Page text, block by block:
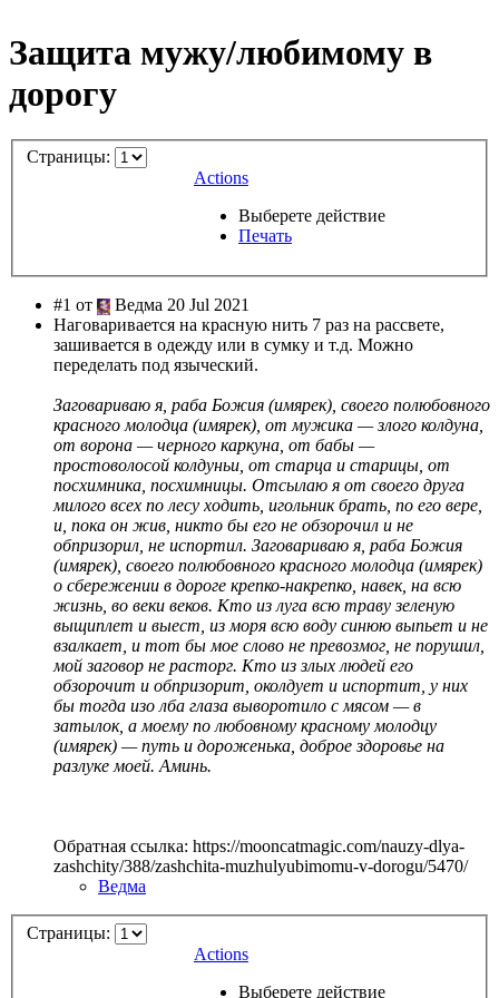
Защита мужу/любимому в
дорогу
Страницы:
Actions
Выберете действие
Печать
#1 от
Ведма 20 Jul 2021
Наговаривается на красную нить 7 раз на рассвете,
зашивается в одежду или в сумку и т.д. Можно
переделать под языческий.
Заговариваю я, раба Божия (имярек), своего полюбовного
красного молодца (имярек), от мужика — злого колдуна,
от ворона — черного каркуна, от бабы —
простоволосой колдуньи, от старца и старицы, от
посхимника, посхимницы. Отсылаю я от своего друга
милого всех по лесу ходить, игольник брать, по его вере,
и, пока он жив, никто бы его не обзорочил и не
обпризорил, не испортил. Заговариваю я, раба Божия
(имярек), своего полюбовного красного молодца (имярек)
о сбережении в дороге крепко-накрепко, навек, на всю
жизнь, во веки веков. Кто из луга всю траву зеленую
выщиплет и выест, из моря всю воду синюю выпьет и не
взалкает, и тот бы мое слово не превозмог, не порушил,
мой заговор не расторг. Кто из злых людей его
обзорочит и обпризорит, околдует и испортит, у них
бы тогда изо лба глаза выворотило с мясом — в
затылок, а моему по любовному красному молодцу
(имярек) — путь и дороженька, доброе здоровье на
разлуке моей. Аминь.
Обратная ссылка: https://mooncatmagic.com/nauzy-dlya-
zashchity/388/zashchita-muzhulyubimomu-v-dorogu/5470/
Ведма
Страницы:
Actions
Выберете действие